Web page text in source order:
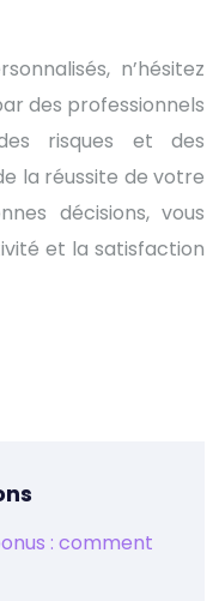
n’hésitez
des professionnels
risques et des
la réussite de votre
décisions, vous
et la satisfaction
: comment